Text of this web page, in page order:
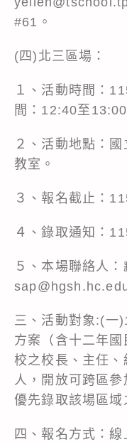
#61。
(四)北三區場：
１、活動時間：
間：12:40至13:00
２、活動地點：
教室。
３、報名截止：
４、錄取通知：
５、本場聯絡人：
三、活動對象:(一
方案（含十二年
校之校長、主任
人，開放可跨區
優先錄取該場區域
四、報名方式：線